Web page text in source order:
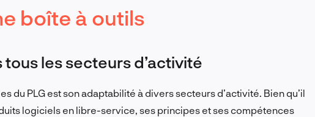
boîte à outils
les secteurs d’activité
du PLG est son adaptabilité à divers secteurs d’activité. Bien qu’il
logiciels en libre-service, ses principes et ses compétences